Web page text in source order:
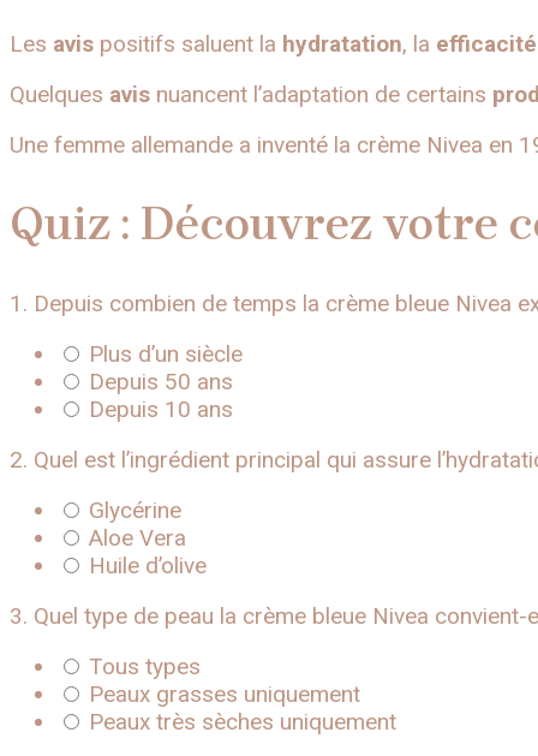
Les avis positifs saluent la hydratation, la efficacité
Quelques avis nuancent l’adaptation de certains
Une femme allemande a inventé la crème Nivea en
Quiz : Découvrez votre
1. Depuis combien de temps la crème bleue Nivea
Plus d’un siècle
Depuis 50 ans
Depuis 10 ans
2. Quel est l’ingrédient principal qui assure
Glycérine
Aloe Vera
Huile d’olive
3. Quel type de peau la crème bleue Nivea convient-
Tous types
Peaux grasses uniquement
Peaux très sèches uniquement